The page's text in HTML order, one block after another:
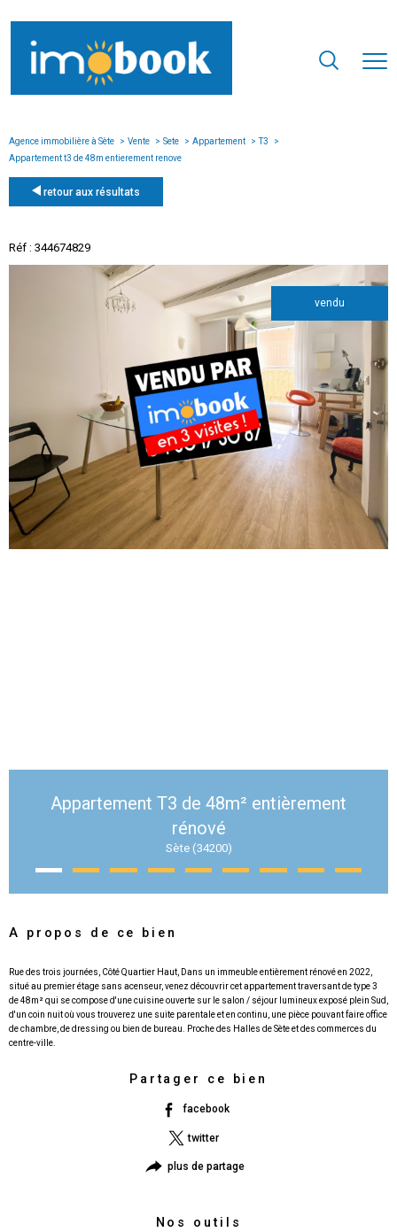
Agence immobilière à Sète Vente Sete Appartement
T3
Appartement t3 de 48m entierement renove
retour aux résultats
Réf : 344674829
vendu
Appartement T3 de 48m² entièrement
rénové
Sète (34200)
A propos de ce bien
Rue des trois journées, Côté Quartier Haut, Dans un immeuble entièrement rénové en 2022,
situé au premier étage sans acenseur, venez découvrir cet appartement traversant de type 3
de 48m² qui se compose d'une cuisine ouverte sur le salon / séjour lumineux exposé plein Sud,
d'un coin nuit où vous trouverez une suite parentale et en continu, une pièce pouvant faire office
de chambre, de dressing ou bien de bureau. Proche des Halles de Sète et des commerces du
Partager ce bien
facebook
twitter
plus de partage
Nos outils